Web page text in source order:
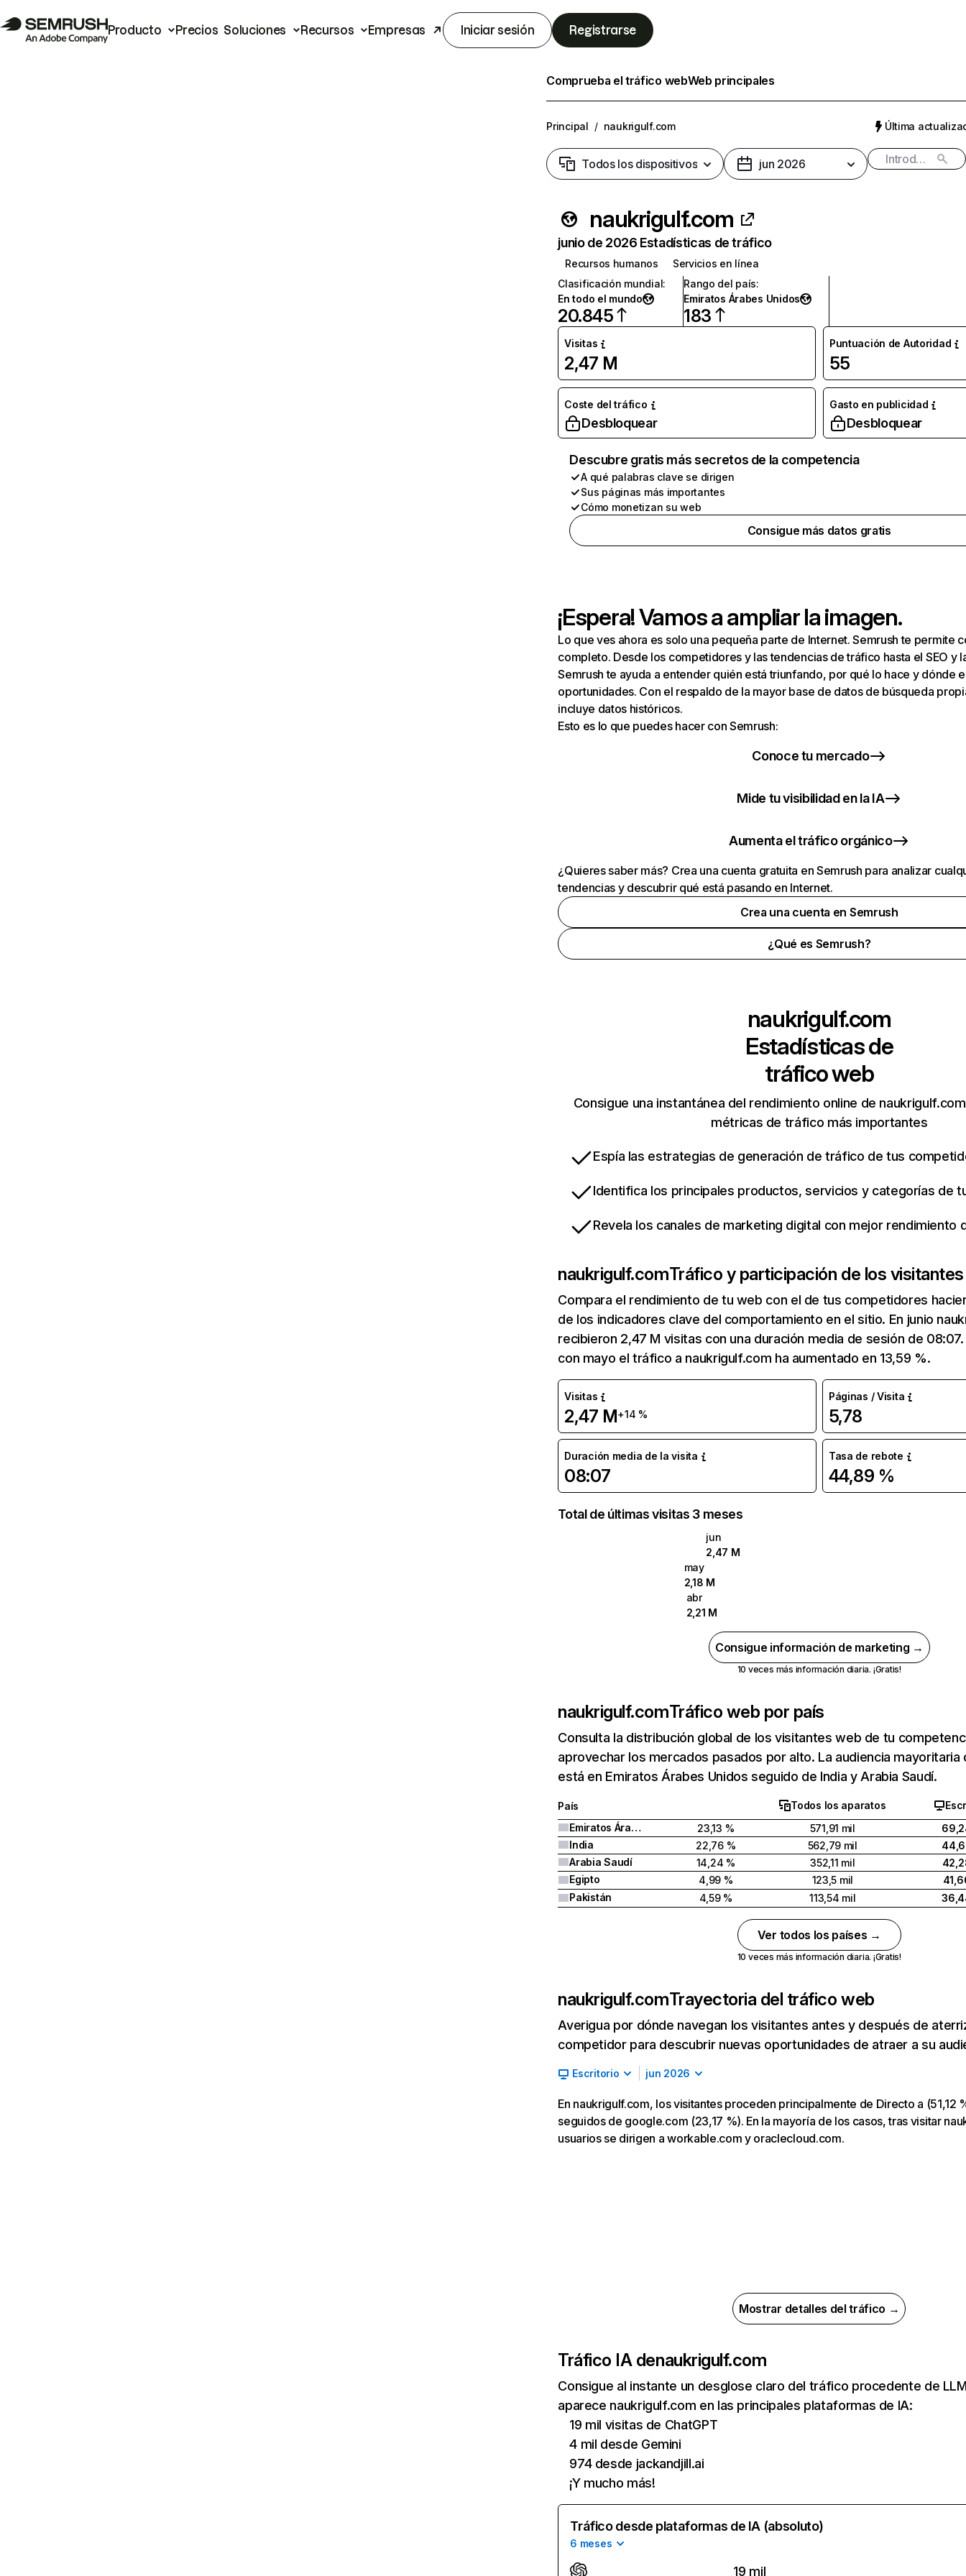
Producto Precios Soluciones Recursos Empresas Iniciar sesión Registrarse
Comprueba el tráfico webWeb principales
Principal / naukrigulf.com Última
Todos los dispositivos jun 2026
naukrigulf.com
junio de 2026 Estadísticas de tráfico
Recursos humanos
Servicios en línea
Clasificación mundial:
En todo el mundo
20.845
Rango del país:
Emiratos Árabes Unidos
183
Visitas
2,47 M
Puntuación de Autoridad
55
Coste del tráfico
Desbloquear
Gasto en publicidad
Desbloquear
Descubre gratis más secretos de la competencia
A qué palabras clave se dirigen
Sus páginas más importantes
Cómo monetizan su web
Consigue más datos gratis
¡Espera! Vamos a ampliar la imagen.
Lo que ves ahora es solo una pequeña parte de Internet. Semrush te permite
completo. Desde los competidores y las tendencias de tráfico hasta el SEO y
Semrush te ayuda a entender quién está triunfando, por qué lo hace y dónde
oportunidades. Con el respaldo de la mayor base de datos de búsqueda
incluye datos históricos.
Esto es lo que puedes hacer con Semrush:
Conoce tu mercado
Mide tu visibilidad en la IA
Aumenta el tráfico orgánico
¿Quieres saber más? Crea una cuenta gratuita en Semrush para analizar
tendencias y descubrir qué está pasando en Internet.
Crea una cuenta en Semrush
¿Qué es Semrush?
naukrigulf.com
Estadísticas de
tráfico web
Consigue una instantánea del rendimiento online de
métricas de tráfico más importantes
Espía las estrategias de generación de tráfico de tus
Identifica los principales productos, servicios y categorías de
Revela los canales de marketing digital con mejor rendimiento
naukrigulf.comTráfico y participación de los visitantes
Compara el rendimiento de tu web con el de tus competidores
de los indicadores clave del comportamiento en el sitio. En junio
recibieron 2,47 M visitas con una duración media de sesión de
con mayo el tráfico a naukrigulf.com ha aumentado en 13,59 %.
Visitas
2,47 M+14 %
Páginas / Visita
5,78
Duración media de la visita
08:07
Tasa de rebote
44,89 %
Total de últimas visitas 3 meses
jun
2,47 M
may
2,18 M
abr
2,21 M
Consigue información de marketing →
10 veces más información diaria. ¡Gratis!
naukrigulf.comTráfico web por país
Consulta la distribución global de los visitantes web de tu
aprovechar los mercados pasados por alto. La audiencia mayoritaria
está en Emiratos Árabes Unidos seguido de India y Arabia Saudí.
País Todos los aparatos
Emiratos Árabes Unidos
23,13 % 571,91 mil
India
22,76 % 562,79 mil
Arabia Saudí
14,24 % 352,11 mil
Egipto
4,99 % 123,5 mil
Pakistán
4,59 % 113,54 mil
Ver todos los países →
10 veces más información diaria. ¡Gratis!
naukrigulf.comTrayectoria del tráfico web
Averigua por dónde navegan los visitantes antes y después de
competidor para descubrir nuevas oportunidades de atraer a su
Escritorio jun 2026
En naukrigulf.com, los visitantes proceden principalmente de Directo a (51,12
seguidos de google.com (23,17 %). En la mayoría de los casos, tras visitar
usuarios se dirigen a workable.com y oraclecloud.com.
Mostrar detalles del tráfico →
Tráfico IA denaukrigulf.com
Consigue al instante un desglose claro del tráfico procedente de
aparece naukrigulf.com en las principales plataformas de IA:
19 mil visitas de ChatGPT
4 mil desde Gemini
974 desde jackandjill.ai
¡Y mucho más!
Tráfico desde plataformas de IA (absoluto)
6 meses
19 mil